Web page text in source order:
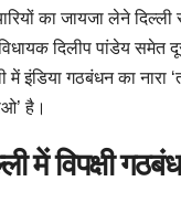
का जायजा लेने
दिलीप पांडेय समेत
में इंडिया गठबंधन का नारा
है।
में विपक्षी